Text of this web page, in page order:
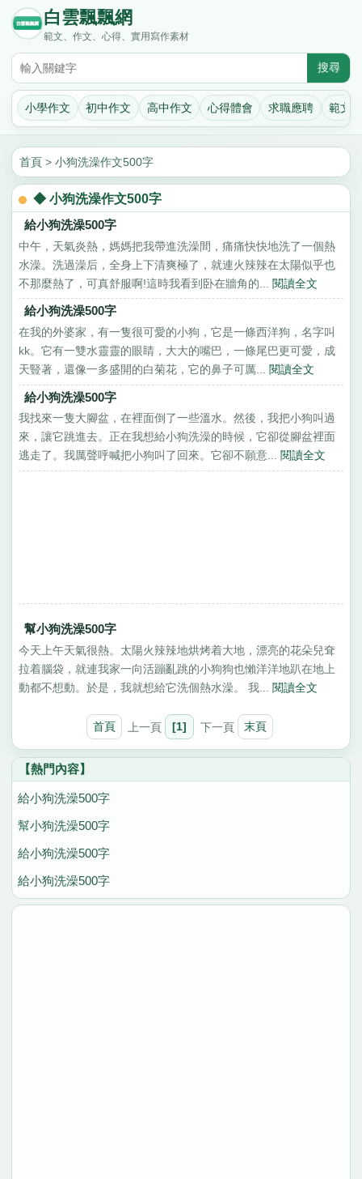
白雲飄飄網
範文、作文、心得、實用寫作素材
小學作文 初中作文 高中作文 心得體會 求職應聘 範文
首頁 >小狗洗澡作文500字
◆ 小狗洗澡作文500字
給小狗洗澡500字
中午，天氣炎熱，媽媽把我帶進洗澡間，痛痛快快地洗了一個熱
水澡。洗過澡后，全身上下清爽極了，就連火辣辣在太陽似乎也
不那麼熱了，可真舒服啊!這時我看到卧在牆角的... 閱讀全文
給小狗洗澡500字
在我的外婆家，有一隻很可愛的小狗，它是一條西洋狗，名字叫
kk。它有一雙水靈靈的眼睛，大大的嘴巴，一條尾巴更可愛，成
天豎著，還像一多盛開的白菊花，它的鼻子可厲... 閱讀全文
給小狗洗澡500字
我找來一隻大腳盆，在裡面倒了一些溫水。然後，我把小狗叫過
來，讓它跳進去。正在我想給小狗洗澡的時候，它卻從腳盆裡面
逃走了。我厲聲呼喊把小狗叫了回來。它卻不願意... 閱讀全文
幫小狗洗澡500字
今天上午天氣很熱。太陽火辣辣地烘烤着大地，漂亮的花朵兒耷
拉着腦袋，就連我家一向活蹦亂跳的小狗狗也懶洋洋地趴在地上
動都不想動。於是，我就想給它洗個熱水澡。 我... 閱讀全文
首頁 上一頁 [1] 下一頁 末頁
【熱門內容】
給小狗洗澡500字
幫小狗洗澡500字
給小狗洗澡500字
給小狗洗澡500字